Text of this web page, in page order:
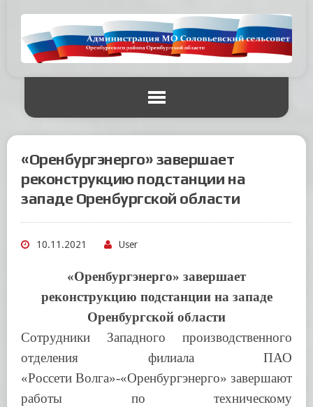
«Оренбургэнерго» завершает
реконструкцию подстанции на
западе Оренбургской области
10.11.2021 User
«Оренбургэнерго» завершает
реконструкцию подстанции на западе
Оренбургской области
Сотрудники Западного производственного
отделения филиала ПАО
«Россети Волга»-«Оренбургэнерго» завершают
работы по техническому